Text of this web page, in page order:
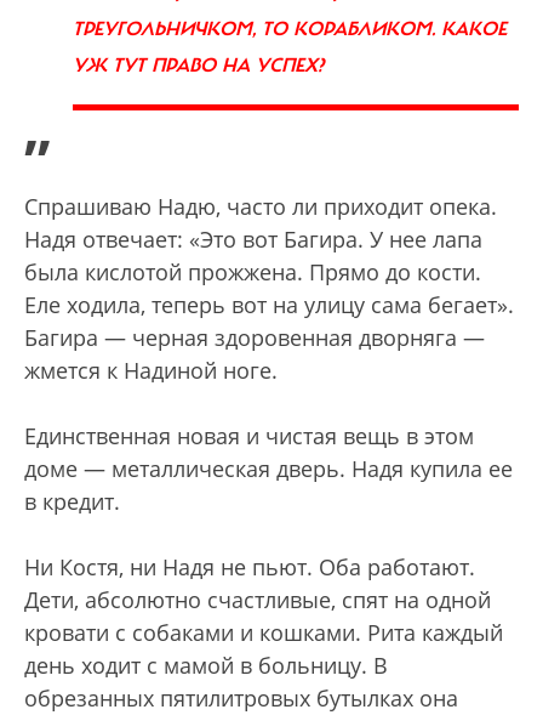
ТРЕУГОЛЬНИЧКОМ, ТО КОРАБЛИКОМ. КАКОЕ
УЖ ТУТ ПРАВО НА УСПЕХ?
”
Спрашиваю Надю, часто ли приходит опека.
Надя отвечает: «Это вот Багира. У нее лапа
была кислотой прожжена. Прямо до кости.
Еле ходила, теперь вот на улицу сама бегает».
Багира — черная здоровенная дворняга —
жмется к Надиной ноге.
Единственная новая и чистая вещь в этом
доме — металлическая дверь. Надя купила ее
в кредит.
Ни Костя, ни Надя не пьют. Оба работают.
Дети, абсолютно счастливые, спят на одной
кровати с собаками и кошками. Рита каждый
день ходит с мамой в больницу. В
обрезанных пятилитровых бутылках она